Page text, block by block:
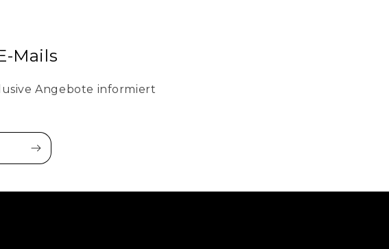
Mails
Angebote informiert